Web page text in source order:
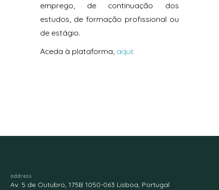
emprego, de continuação dos
estudos, de formação profissional ou
de estágio.
Aceda à plataforma, aqui:
address
Av. 5 de Outubro, 175B 1050-063 Lisboa, Portugal